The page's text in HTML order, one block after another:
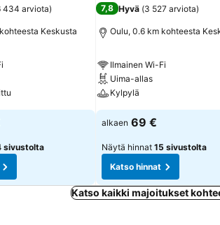
434 arviota)
Keskusta
sivustolta
7,8 Hyvä (3 527 arviota)
Oulu, 0.6 km kohteesta
Ilmainen Wi-Fi
Uima-allas
Kylpylä
alkaen 69 €
Näytä hinnat 15 sivustolta
Katso hinnat
Katso kaikki majoitukset